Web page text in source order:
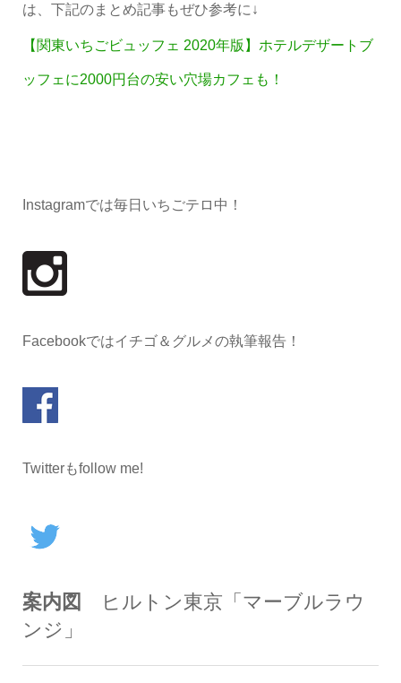
は、下記のまとめ記事もぜひ参考に↓
【関東いちごビュッフェ 2020年版】ホテルデザートブ
ッフェに2000円台の安い穴場カフェも！
Instagramでは毎日いちごテロ中！
Facebookではイチゴ＆グルメの執筆報告！
Twitterもfollow me!
案内図
ヒルトン東京「マーブルラウ
ンジ」